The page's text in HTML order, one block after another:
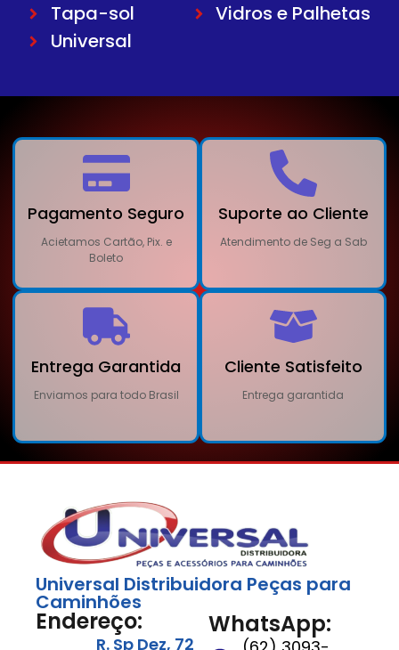
Tapa-sol
Universal
Vidros e Palhetas
Pagamento Seguro
Acietamos Cartão, Pix. e
Boleto
Suporte ao Cliente
Atendimento de Seg a Sab
Entrega Garantida
Enviamos para todo Brasil
Cliente Satisfeito
Entrega garantida
Universal Distribuidora Peças para
Caminhões
Endereço:
R. Sp Dez, 72
WhatsApp: